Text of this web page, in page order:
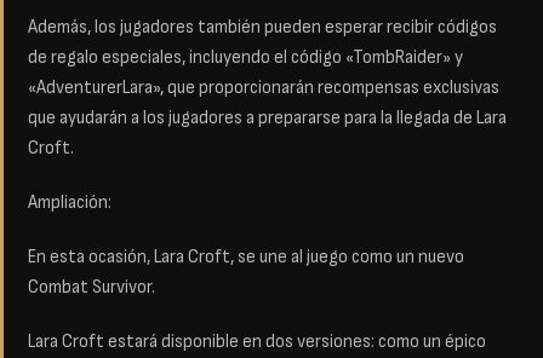
Además, los jugadores también pueden esperar recibir códigos
de regalo especiales, incluyendo el código «TombRaider» y
«AdventurerLara», que proporcionarán recompensas exclusivas
que ayudarán a los jugadores a prepararse para la llegada de Lara
Croft.
Ampliación:
En esta ocasión, Lara Croft, se une al juego como un nuevo
Combat Survivor.
Lara Croft estará disponible en dos versiones: como un épico